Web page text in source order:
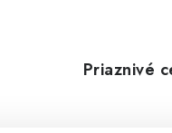
Priaznivé